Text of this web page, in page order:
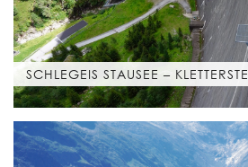
SCHLEGEIS STAUSEE –